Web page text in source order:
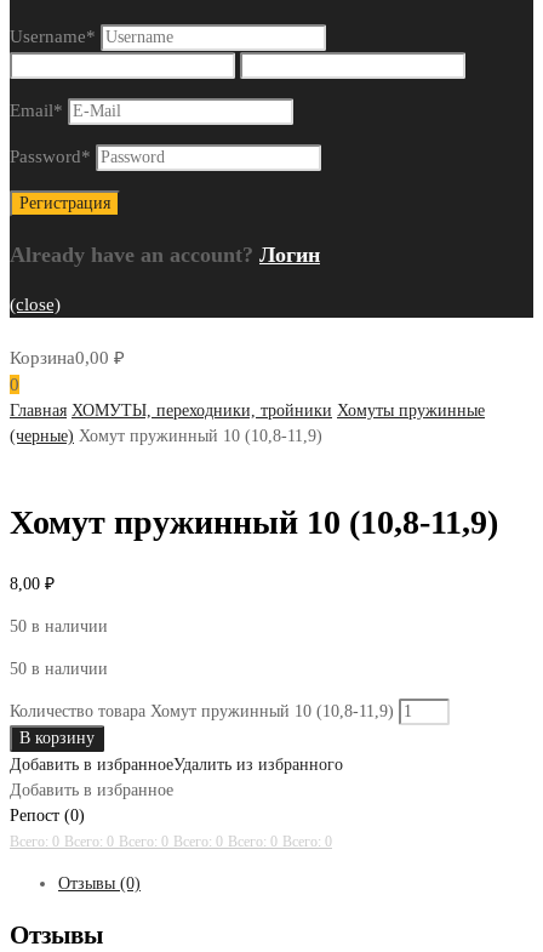
Username*
Email*
Password*
Already have an account? Логин
(close)
Корзина0,00 ₽
0
Главная ХОМУТЫ, переходники, тройники Хомуты пружинные
(черные) Хомут пружинный 10 (10,8-11,9)
Хомут пружинный 10 (10,8-11,9)
8,00 ₽
50 в наличии
50 в наличии
Количество товара Хомут пружинный 10 (10,8-11,9)
В корзину
Добавить в избранноеУдалить из избранного
Добавить в избранное
Репост (0)
Всего: 0 Всего: 0 Всего: 0 Всего: 0 Всего: 0 Всего: 0
Отзывы (0)
Отзывы